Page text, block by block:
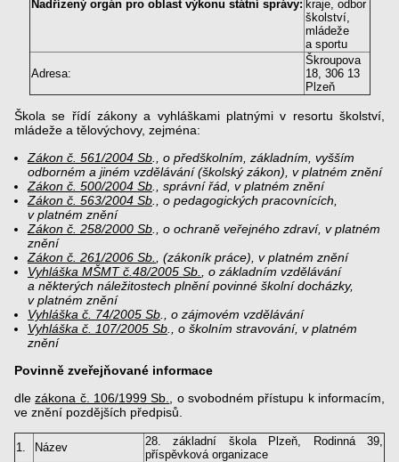
Nadřízený orgán pro oblast výkonu státní správy: kraje, odbor
školství,
mládeže
a sportu
Adresa:
Škroupova
18, 306 13
Plzeň
Škola se řídí zákony a vyhláškami platnými v resortu školství,
mládeže a tělovýchovy, zejména:
Zákon č. 561/2004 Sb ., o předškolním, základním, vyšším
odborném a jiném vzdělávání (školský zákon), v platném znění
Zákon č. 500/2004 Sb ., správní řád, v platném znění
Zákon č. 563/2004 Sb ., o pedagogických pracovnících,
v platném znění
Zákon č. 258/2000 Sb ., o ochraně veřejného zdraví, v platném
znění
Zákon č. 261/2006 Sb.
, (zákoník práce), v platném znění
Vyhláška MŠMT č.48/2005 Sb.
, o základním vzdělávání
a některých náležitostech plnění povinné školní docházky,
v platném znění
Vyhláška č. 74/2005 Sb ., o zájmovém vzdělávání
Vyhláška č. 107/2005 Sb ., o školním stravování, v platném
znění
Povinně zveřejňované informace
dlezákona č. 106/1999 Sb.
, o svobodném přístupu k informacím,
ve znění pozdějších předpisů.
1. Název
28. základní škola Plzeň, Rodinná 39,
příspěvková organizace